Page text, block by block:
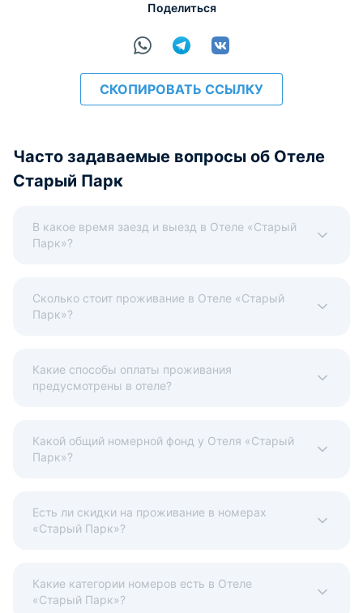
Поделиться
СКОПИРОВАТЬ ССЫЛКУ
Часто задаваемые вопросы об Отеле
Старый Парк
В какое время заезд и выезд в Отеле «Старый
Парк»?
Сколько стоит проживание в Отеле «Старый
Парк»?
Какие способы оплаты проживания
предусмотрены в отеле?
Какой общий номерной фонд у Отеля «Старый
Парк»?
Есть ли скидки на проживание в номерах
«Старый Парк»?
Какие категории номеров есть в Отеле
«Старый Парк»?